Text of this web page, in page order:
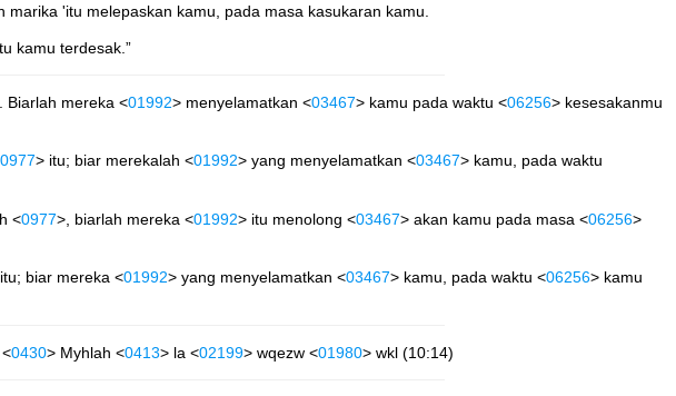
'itu melepaskan kamu, pada masa kasukaran kamu.
kamu terdesak.”
Biarlah mereka <01992> menyelamatkan <03467> kamu pada waktu <06256> kesesakanmu
0977> itu; biar merekalah <01992> yang menyelamatkan <03467> kamu, pada waktu
<0977>, biarlah mereka <01992> itu menolong <03467> akan kamu pada masa <06256>
biar mereka <01992> yang menyelamatkan <03467> kamu, pada waktu <06256> kamu
0430> Myhlah <0413> la <02199> wqezw <01980> wkl (10:14)